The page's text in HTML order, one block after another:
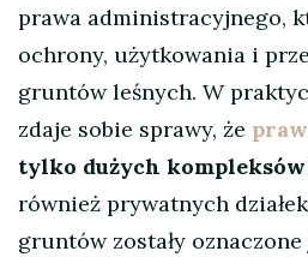
prawa administracyjnego,
ochrony, użytkowania i
gruntów leśnych. W
zdaje sobie sprawy, że
tylko dużych
również prywatnych
gruntów zostały oznaczone